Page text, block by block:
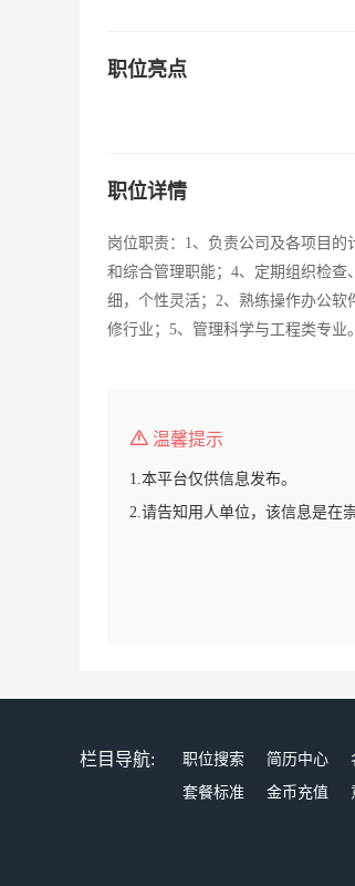
职位亮点
职位详情
岗位职责：1、负责公司及各项目
和综合管理职能；4、定期组织检
细，个性灵活；2、熟练操作办公
修行业；5、管理科学与工程类专业。
温馨提示
1.本平台仅供信息发布。
2.请告知用人单位，该信息是在
栏目导航: 职位搜索 简历中心
套餐标准
金币充值